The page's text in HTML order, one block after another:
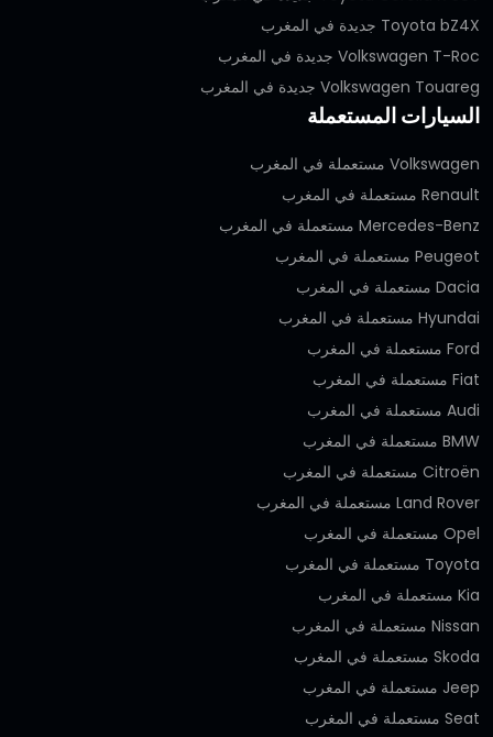
Toyota bZ4X جديدة في المغرب
Volkswagen T-Roc جديدة في المغرب
Volkswagen Touareg جديدة في المغرب
السيارات المستعملة
Volkswagen مستعملة في المغرب
Renault مستعملة في المغرب
Mercedes-Benz مستعملة في المغرب
Peugeot مستعملة في المغرب
Dacia مستعملة في المغرب
Hyundai مستعملة في المغرب
Ford مستعملة في المغرب
Fiat مستعملة في المغرب
Audi مستعملة في المغرب
BMW مستعملة في المغرب
Citroën مستعملة في المغرب
Land Rover مستعملة في المغرب
Opel مستعملة في المغرب
Toyota مستعملة في المغرب
Kia مستعملة في المغرب
Nissan مستعملة في المغرب
Skoda مستعملة في المغرب
Jeep مستعملة في المغرب
Seat مستعملة في المغرب